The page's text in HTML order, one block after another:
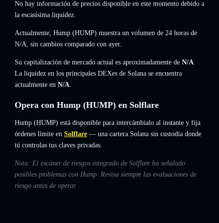
No hay información de precios disponible en este momento debido a
la escasísima liquidez.
Actualmente, Hump (HUMP) muestra un volumen de 24 horas de
N/A, sin cambios comparado con ayer.
Su capitalización de mercado actual es aproximadamente de N/A.
La liquidez en los principales DEXes de Solana se encuentra
actualmente en N/A.
Opera con Hump (HUMP) en Solflare
Hump (HUMP) está disponible para intercámbialo al instante y fija
órdenes límite en Solflare — una cartera Solana sin custodia donde
tú controlas tus claves privadas.
Nota: El escáner de riesgos integrado de Solflare ha señalado
posibles problemas con Hump. Revisa siempre las evaluaciones de
riesgo antes de operar.